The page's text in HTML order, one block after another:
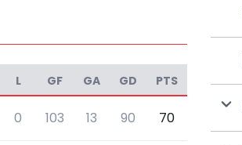
L GF GA GD PTS
0 103 13 90 70